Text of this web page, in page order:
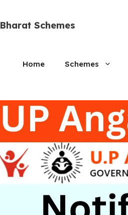
Bharat Schemes
Home Schemes